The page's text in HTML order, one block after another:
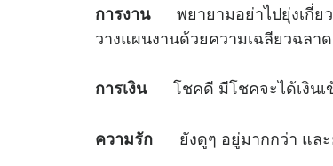
การงาน พยายามอย่าไปยุ่งเกี่
วางแผนงานด้วยความเฉลียวฉลา
การเงินโชคดี มีโชคจะได้เงินเข้
ความรัก ยังดูๆ อยู่มากกว่า และ